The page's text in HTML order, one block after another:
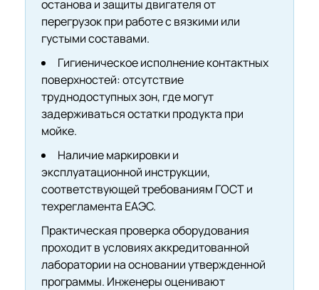
останова и защиты двигателя от
перегрузок при работе с вязкими или
густыми составами.
Гигиеническое исполнение контактных
поверхностей: отсутствие
труднодоступных зон, где могут
задерживаться остатки продукта при
мойке.
Наличие маркировки и
эксплуатационной инструкции,
соответствующей требованиям ГОСТ и
техрегламента ЕАЭС.
Практическая проверка оборудования
проходит в условиях аккредитованной
лаборатории на основании утвержденной
программы. Инженеры оценивают